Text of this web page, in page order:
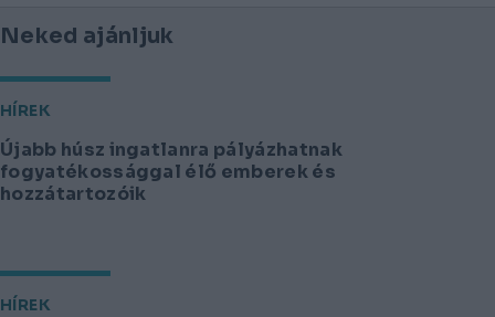
Neked ajánljuk
HÍREK
Újabb húsz ingatlanra pályázhatnak
fogyatékossággal élő emberek és
hozzátartozóik
HÍREK